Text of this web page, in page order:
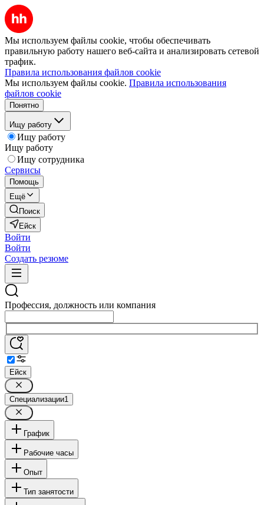
Мы используем файлы cookie, чтобы обеспечивать
правильную работу нашего веб-сайта и анализировать сетевой
трафик.
Правила использования файлов cookie
Мы используем файлы cookie. Правила использования
файлов cookie
Понятно
Ищу работу
Ищу работу
Ищу работу
Ищу сотрудника
Сервисы
Помощь
Ещё
Поиск
Ейск
Войти
Войти
Создать резюме
Профессия, должность или компания
Ейск
Специализации1
График
Рабочие часы
Опыт
Тип занятости